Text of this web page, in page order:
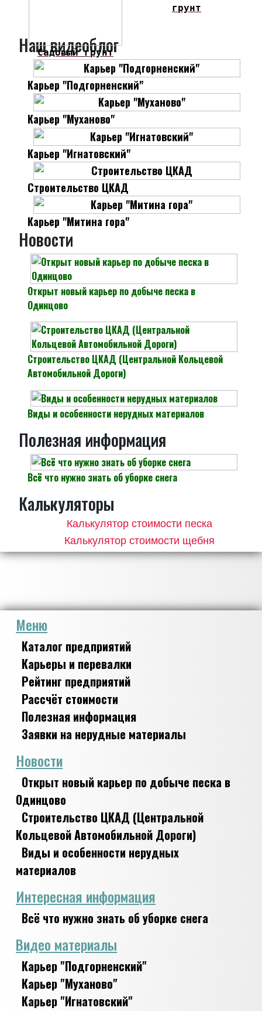
Садовый грунт
грунт
Наш видеоблог
Карьер "Подгорненский"
Карьер "Муханово"
Карьер "Игнатовский"
Строительство ЦКАД
Карьер "Митина гора"
Новости
Открыт новый карьер по добыче песка в
Одинцово
Строительство ЦКАД (Центральной Кольцевой
Автомобильной Дороги)
Виды и особенности нерудных материалов
Полезная информация
Всё что нужно знать об уборке снега
Калькуляторы
Калькулятор стоимости песка
Калькулятор стоимости щебня
Меню
Каталог предприятий
Карьеры и перевалки
Рейтинг предприятий
Рассчёт стоимости
Полезная информация
Заявки на нерудные материалы
Новости
Открыт новый карьер по добыче песка в
Одинцово
Строительство ЦКАД (Центральной
Кольцевой Автомобильной Дороги)
Виды и особенности нерудных
материалов
Интересная информация
Всё что нужно знать об уборке снега
Видео материалы
Карьер "Подгорненский"
Карьер "Муханово"
Карьер "Игнатовский"